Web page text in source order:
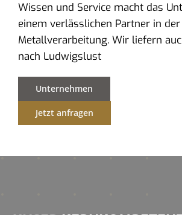
Wissen und Service macht das
einem verlässlichen Partner in der
Metallverarbeitung. Wir liefern
nach Ludwigslust
Unternehmen
Jetzt anfragen